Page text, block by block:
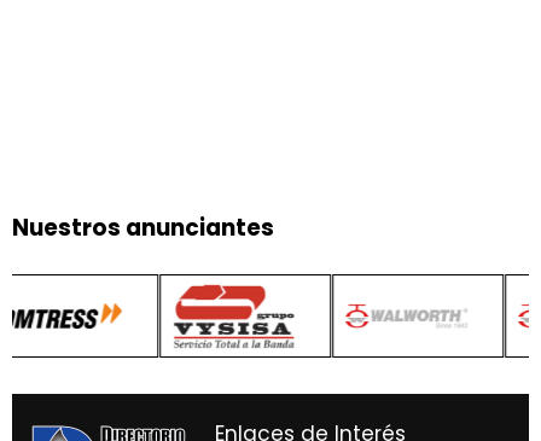
Nuestros anunciantes
Enlaces de Interés